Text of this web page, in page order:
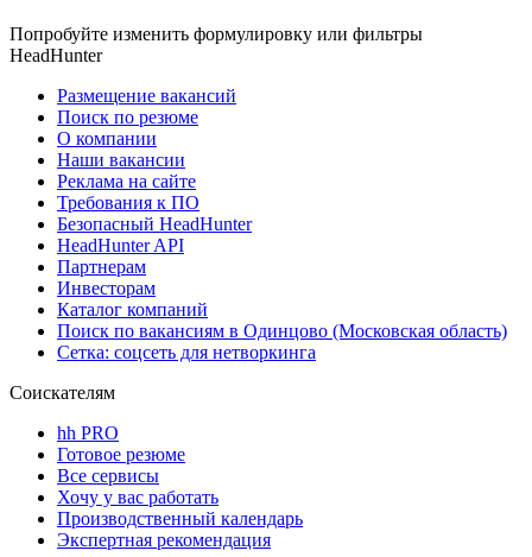
Попробуйте изменить формулировку или фильтры
HeadHunter
Размещение вакансий
Поиск по резюме
О компании
Наши вакансии
Реклама на сайте
Требования к ПО
Безопасный HeadHunter
HeadHunter API
Партнерам
Инвесторам
Каталог компаний
Поиск по вакансиям в Одинцово (Московская область)
Сетка: соцсеть для нетворкинга
Соискателям
hh PRO
Готовое резюме
Все сервисы
Хочу у вас работать
Производственный календарь
Экспертная рекомендация